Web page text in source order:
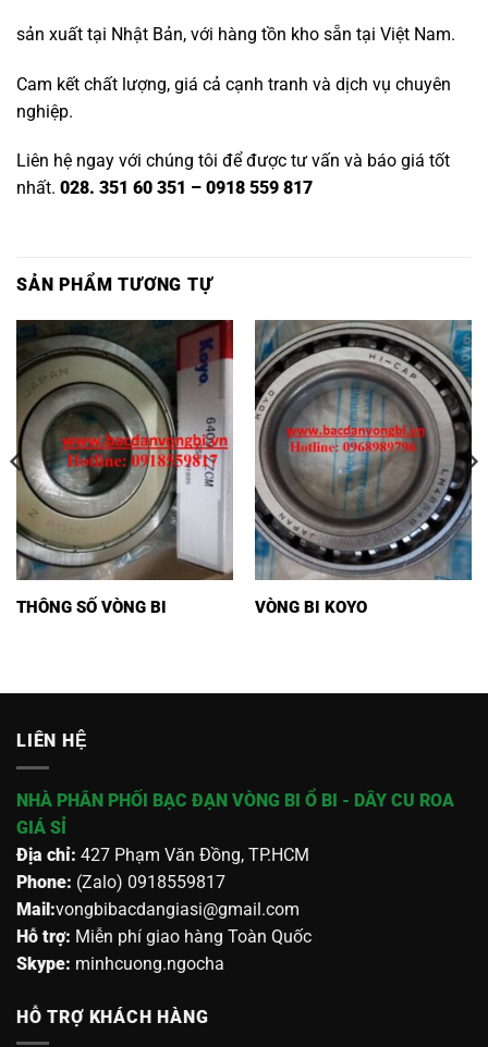
sản xuất tại Nhật Bản, với hàng tồn kho sẵn tại Việt Nam.
Cam kết chất lượng, giá cả cạnh tranh và dịch vụ chuyên
nghiệp.
Liên hệ ngay với chúng tôi để được tư vấn và báo giá tốt
nhất. 028. 351 60 351 – 0918 559 817
SẢN PHẨM TƯƠNG TỰ
THÔNG SỐ VÒNG BI VÒNG BI KOYO
LIÊN HỆ
NHÀ PHÂN PHỐI BẠC ĐẠN VÒNG BI Ổ BI - DÂY CU ROA
GIÁ SỈ
Địa chỉ: 427 Phạm Văn Đồng, TP.HCM
Phone: (Zalo) 0918559817
Mail:vongbibacdangiasi@gmail.com
Hỗ trợ: Miễn phí giao hàng Toàn Quốc
Skype: minhcuong.ngocha
HỖ TRỢ KHÁCH HÀNG